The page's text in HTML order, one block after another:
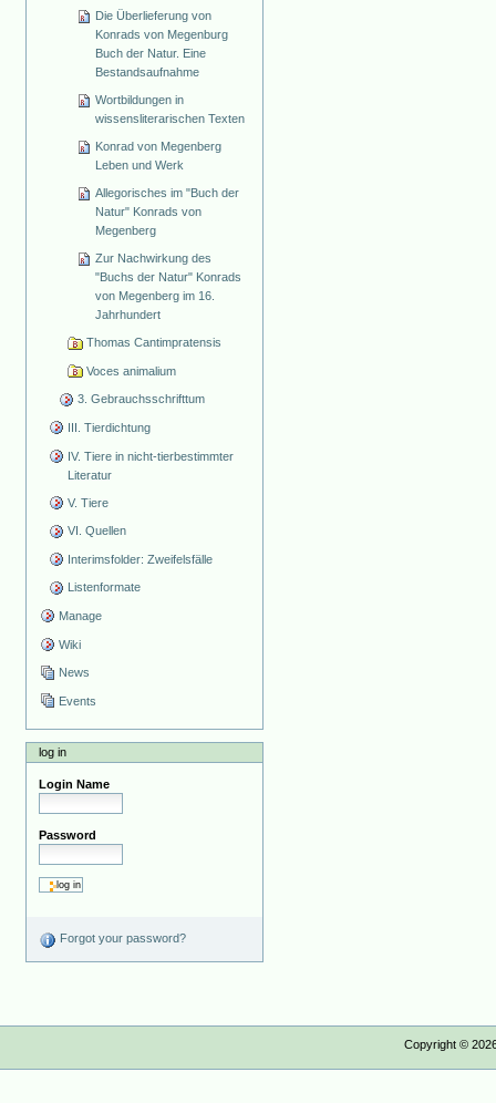
Die Überlieferung von
Konrads von Megenburg
Buch der Natur. Eine
Bestandsaufnahme
Wortbildungen in
wissensliterarischen Texten
Konrad von Megenberg
Leben und Werk
Allegorisches im "Buch der
Natur" Konrads von
Megenberg
Zur Nachwirkung des
"Buchs der Natur" Konrads
von Megenberg im 16.
Jahrhundert
Thomas Cantimpratensis
Voces animalium
3. Gebrauchsschrifttum
III. Tierdichtung
IV. Tiere in nicht-tierbestimmter
Literatur
V. Tiere
VI. Quellen
Interimsfolder: Zweifelsfälle
Listenformate
Manage
Wiki
News
Events
log in
Login Name
Password
Forgot your password?
Copyright ©